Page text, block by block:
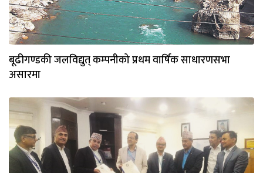
बूढीगण्डकी जलविद्युत् कम्पनीको प्रथम वार्षिक साधारणसभा
असारमा